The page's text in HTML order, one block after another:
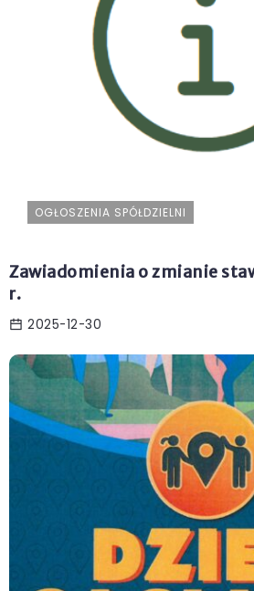
OGŁOSZENIA SPÓŁDZIELNI
Zawiadomienia o zmianie
r.
2025-12-30